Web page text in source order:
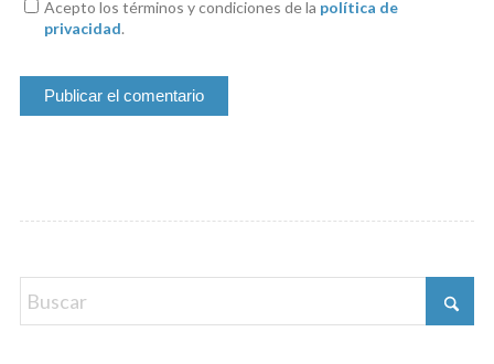
Acepto los términos y condiciones de la política de
privacidad.